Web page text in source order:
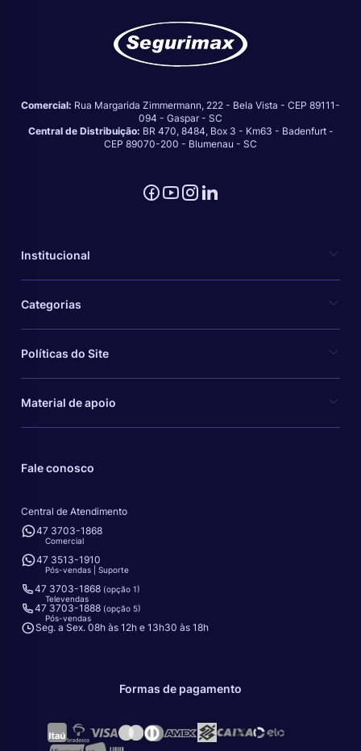
Comercial: Rua Margarida Zimmermann, 222 - Bela Vista - CEP 89111-
094 - Gaspar - SC
Central de Distribuição: BR 470, 8484, Box 3 - Km63 - Badenfurt -
CEP 89070-200 - Blumenau - SC
Institucional
Categorias
Políticas do Site
Material de apoio
Fale conosco
Central de Atendimento
47 3703-1868
Comercial
47 3513-1910
Pós-vendas | Suporte
47 3703-1868 (opção 1)
Televendas
47 3703-1888 (opção 5)
Pós-vendas
Seg. a Sex. 08h às 12h e 13h30 às 18h
Formas de pagamento